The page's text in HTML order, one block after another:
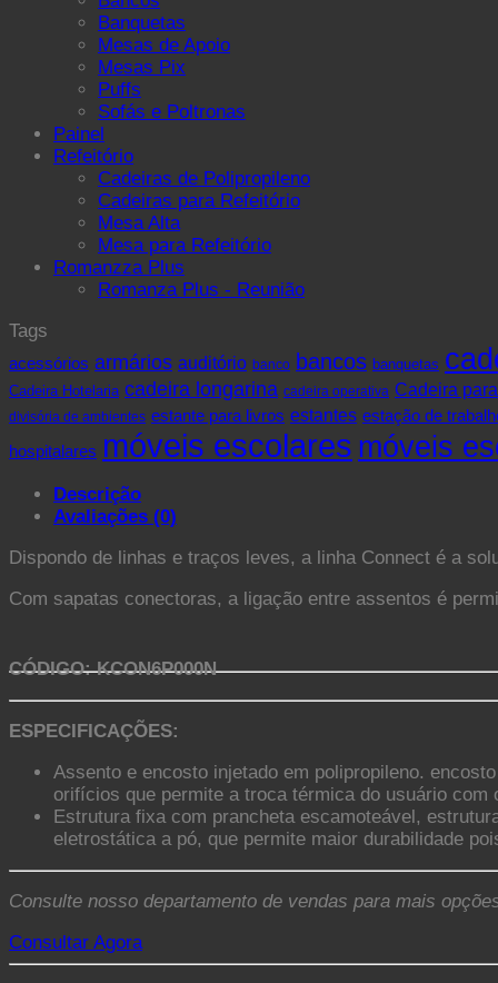
Banquetas
Mesas de Apoio
Mesas Pix
Puffs
Sofás e Poltronas
Painel
Refeitório
Cadeiras de Polipropileno
Cadeiras para Refeitório
Mesa Alta
Mesa para Refeitório
Romanzza Plus
Romanza Plus - Reunião
Tags
acessórios armários auditório banco bancos banquetas
Cadeira Hotelaria cadeira longarina cadeira operativa Cadeira
divisória de ambientes estante para livros estantes estação de
hospitalares móveis escolares móveis
Descrição
Avaliações (0)
Dispondo de linhas e traços leves, a linha Connect é a
Com sapatas conectoras, a ligação entre assentos é
CÓDIGO: KCON6P000N
ESPECIFICAÇÕES:
Assento e encosto injetado em polipropileno.
orifícios que permite a troca térmica do usuário com
Estrutura fixa com prancheta escamoteável,
eletrostática a pó, que permite maior durabilidade
Consulte nosso departamento de vendas para mais
Consultar Agora